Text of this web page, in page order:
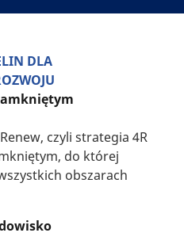
DLA
czyli strategia 4R
do której
obszarach